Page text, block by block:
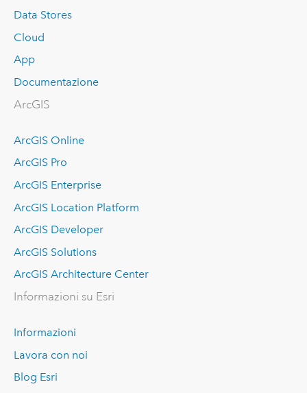
Data Stores
Cloud
App
Documentazione
ArcGIS
ArcGIS Online
ArcGIS Pro
ArcGIS Enterprise
ArcGIS Location Platform
ArcGIS Developer
ArcGIS Solutions
ArcGIS Architecture Center
Informazioni su Esri
Informazioni
Lavora con noi
Blog Esri